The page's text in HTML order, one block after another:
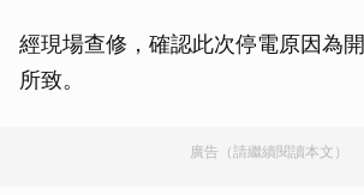
經現場查修，確認此次停電原因為
所致。
廣告（請繼續閱讀本文）